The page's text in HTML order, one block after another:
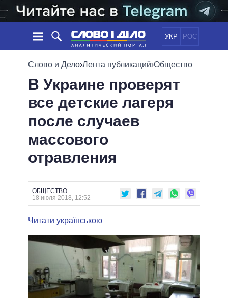
УКР РОС
НОВОСТИ
ЛЕНТА
СОБЫТИЯ
СТАТЬИ
ОБЗОРЫ
ДАЙДЖЕСТЫ
ПОЛИТИКА
ЭКОНОМИКА
ОБЩЕСТВО
ОБЕЩАНИЯ
ПОЛИТИКИ
ВСЕ ПОЛИТИКИ
ПРЕЗИДЕНТ И ОФИС
ВЕРХОВНАЯ РАДА
ГЛАВЫ ОБЛАДМИНИСТРАЦИЙ
МЭРЫ
ВСЕ ПЕРСОНЫ
ИНФОГРАФИКА
ВИДЕО
СРАВНЕНИЕ ПОЛИТИКОВ
Слово и Дело›Лента публикаций›Общество
В Украине проверят
все детские лагеря
после случаев
массового
отравления
ОБЩЕСТВО
18 июля 2018, 12:52
Читати українською